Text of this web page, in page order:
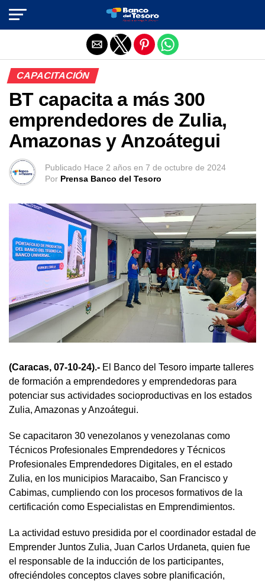
CAPACITACIÓN
BT capacita a más 300
emprendedores de Zulia,
Amazonas y Anzoátegui
Publicado Hace 2 años en 7 de octubre de 2024
Por Prensa Banco del Tesoro
(Caracas, 07-10-24).- El Banco del Tesoro imparte talleres
de formación a emprendedores y emprendedoras para
potenciar sus actividades socioproductivas en los estados
Zulia, Amazonas y Anzoátegui.
Se capacitaron 30 venezolanos y venezolanas como
Técnicos Profesionales Emprendedores y Técnicos
Profesionales Emprendedores Digitales, en el estado
Zulia, en los municipios Maracaibo, San Francisco y
Cabimas, cumpliendo con los procesos formativos de la
certificación como Especialistas en Emprendimientos.
La actividad estuvo presidida por el coordinador estadal de
Emprender Juntos Zulia, Juan Carlos Urdaneta, quien fue
el responsable de la inducción de los participantes,
ofreciéndoles conceptos claves sobre planificación,
Salir de la versión móvil